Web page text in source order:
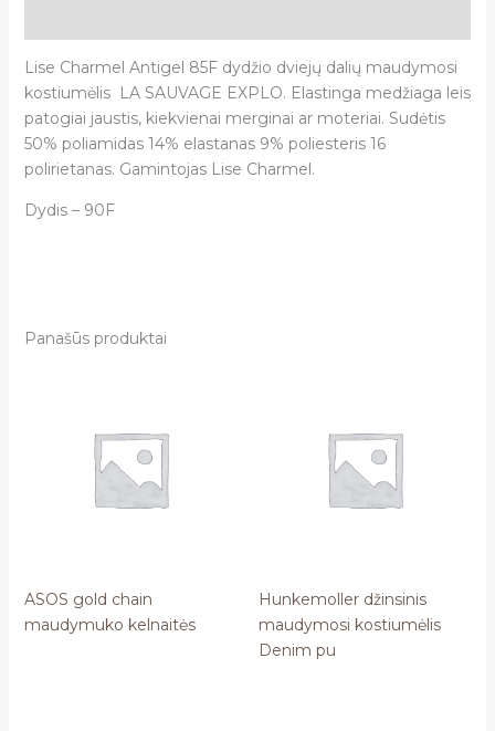
Lise Charmel Antigel 85F dydžio dviejų dalių maudymosi
kostiumėlis LA SAUVAGE EXPLO. Elastinga medžiaga leis
patogiai jaustis, kiekvienai merginai ar moteriai. Sudėtis
50% poliamidas 14% elastanas 9% poliesteris 16
polirietanas. Gamintojas Lise Charmel.
Dydis – 90F
Panašūs produktai
ASOS gold chain
maudymuko kelnaitės
Hunkemoller džinsinis
maudymosi kostiumėlis
Denim pu